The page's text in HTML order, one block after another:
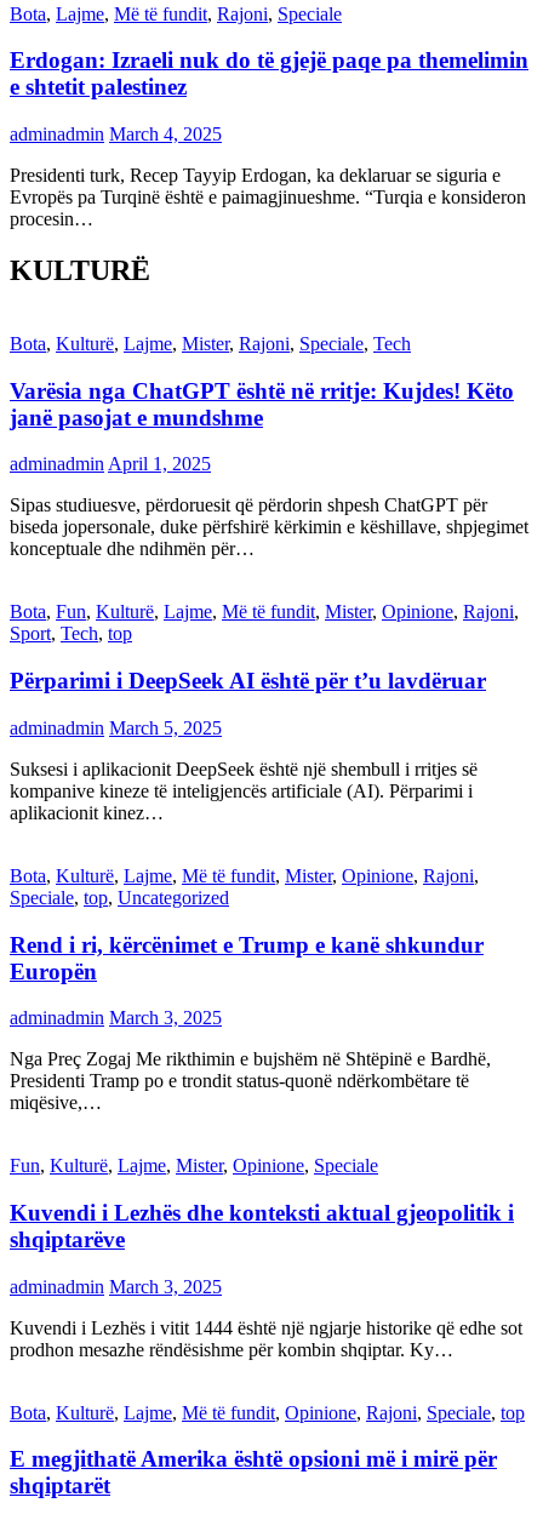
Bota, Lajme, Më të fundit, Rajoni, Speciale
Erdogan: Izraeli nuk do të gjejë paqe pa themelimin
e shtetit palestinez
adminadmin March 4, 2025
Presidenti turk, Recep Tayyip Erdogan, ka deklaruar se siguria e
Evropës pa Turqinë është e paimagjinueshme. “Turqia e konsideron
procesin…
KULTURË
Bota, Kulturë, Lajme, Mister, Rajoni, Speciale, Tech
Varësia nga ChatGPT është në rritje: Kujdes! Këto
janë pasojat e mundshme
adminadmin April 1, 2025
Sipas studiuesve, përdoruesit që përdorin shpesh ChatGPT për
biseda jopersonale, duke përfshirë kërkimin e këshillave, shpjegimet
konceptuale dhe ndihmën për…
Bota, Fun, Kulturë, Lajme, Më të fundit, Mister, Opinione, Rajoni,
Sport, Tech, top
Përparimi i DeepSeek AI është për t’u lavdëruar
adminadmin March 5, 2025
Suksesi i aplikacionit DeepSeek është një shembull i rritjes së
kompanive kineze të inteligjencës artificiale (AI). Përparimi i
aplikacionit kinez…
Bota, Kulturë, Lajme, Më të fundit, Mister, Opinione, Rajoni,
Speciale, top, Uncategorized
Rend i ri, kërcënimet e Trump e kanë shkundur
Europën
adminadmin March 3, 2025
Nga Preç Zogaj Me rikthimin e bujshëm në Shtëpinë e Bardhë,
Presidenti Tramp po e trondit status-quonë ndërkombëtare të
miqësive,…
Fun, Kulturë, Lajme, Mister, Opinione, Speciale
Kuvendi i Lezhës dhe konteksti aktual gjeopolitik i
shqiptarëve
adminadmin March 3, 2025
Kuvendi i Lezhës i vitit 1444 është një ngjarje historike që edhe sot
prodhon mesazhe rëndësishme për kombin shqiptar. Ky…
Bota, Kulturë, Lajme, Më të fundit, Opinione, Rajoni, Speciale, top
E megjithatë Amerika është opsioni më i mirë për
shqiptarët